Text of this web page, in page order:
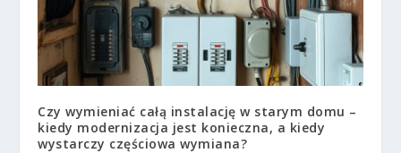
Czy wymieniać całą instalację w starym domu –
kiedy modernizacja jest konieczna, a kiedy
wystarczy częściowa wymiana?